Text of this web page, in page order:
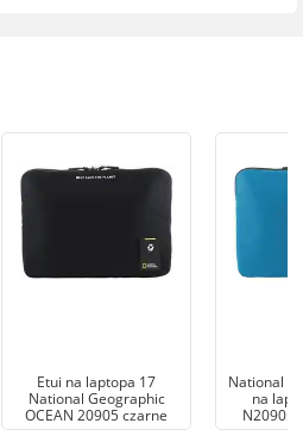
Etui na laptopa 17
National Geographic
OCEAN 20905 czarne
National
na